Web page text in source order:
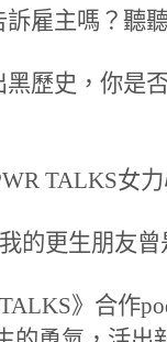
雇主嗎？聽
歷史，你是
TALKS女
的更生朋友曾
》合作